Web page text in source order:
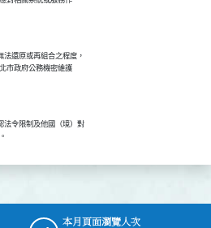
還原或再組合之程度，
北市政府公務機密維護
法令限制及他國（境）對
本月頁面瀏覽人次